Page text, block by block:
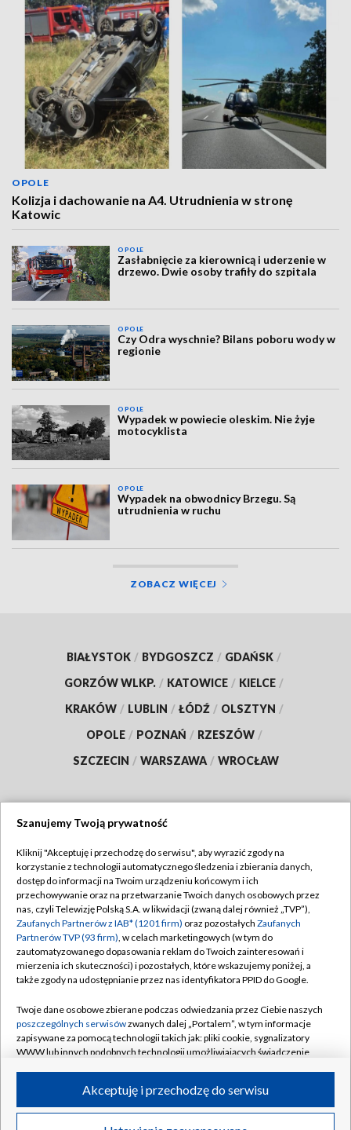
OPOLE
Kolizja i dachowanie na A4. Utrudnienia w stronę
Katowic
OPOLE
Zasłabnięcie za kierownicą i uderzenie w
drzewo. Dwie osoby trafiły do szpitala
OPOLE
Czy Odra wyschnie? Bilans poboru wody w
regionie
OPOLE
Wypadek w powiecie oleskim. Nie żyje
motocyklista
OPOLE
Wypadek na obwodnicy Brzegu. Są
utrudnienia w ruchu
ZOBACZ WIĘCEJ
BIAŁYSTOK / BYDGOSZCZ / GDAŃSK /
GORZÓW WLKP. / KATOWICE / KIELCE /
KRAKÓW / LUBLIN / ŁÓDŹ / OLSZTYN /
OPOLE / POZNAŃ / RZESZÓW /
SZCZECIN / WARSZAWA / WROCŁAW
TVP
Abonament TVP
Emisja w TVP
Centrum informacji TVP
Naziemna Telewizja Cyfrowa
Rada Programowa
System NOS
Informacje o nadawcy
Program dla prasy
Regulamin TVP
Polityka prywatności
Moje zgody
Pomoc
Kontakt
Kanały
©2026 Telewizja Polska S.A. w likwidacji
Szanujemy Twoją prywatność
Kliknij "Akceptuję i przechodzę do serwisu", aby wyrazić zgody na
korzystanie z technologii automatycznego śledzenia i zbierania danych,
dostęp do informacji na Twoim urządzeniu końcowym i ich
przechowywanie oraz na przetwarzanie Twoich danych osobowych przez
nas, czyli Telewizję Polską S.A. w likwidacji (zwaną dalej również „TVP”),
Zaufanych Partnerów z IAB* (1201 firm) oraz pozostałych Zaufanych
Partnerów TVP (93 firm), w celach marketingowych (w tym do
zautomatyzowanego dopasowania reklam do Twoich zainteresowań i
mierzenia ich skuteczności) i pozostałych, które wskazujemy poniżej, a
także zgody na udostępnianie przez nas identyfikatora PPID do Google.
Twoje dane osobowe zbierane podczas odwiedzania przez Ciebie naszych
poszczególnych serwisówzwanych dalej „Portalem”, w tym informacje
zapisywane za pomocą technologii takich jak: pliki cookie, sygnalizatory
WWW lub innych podobnych technologii umożliwiających świadczenie
ruchu w Internecie.
Twoje dane osobowe zbierane podczas odwiedzania przez Ciebie
Akceptuję i przechodzę do serwisu